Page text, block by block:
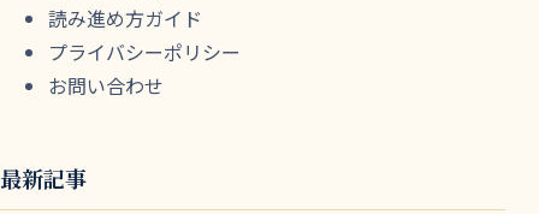
読み進め方ガイド
プライバシーポリシー
お問い合わせ
最新記事